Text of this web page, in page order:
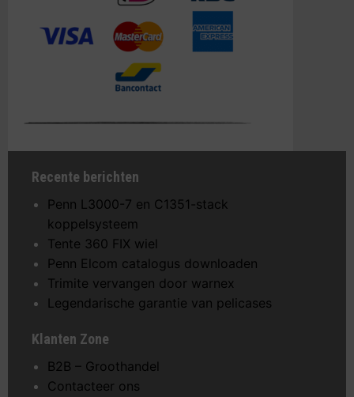
Recente berichten
Penn L3000-7 en C1351-stack
koppelsysteem
Tente 360 FIX wiel
Penn Elcom catalogus downloaden
Trimite vervangen door warnex
Legendarische garantie van pelicases
Klanten Zone
B2B – Groothandel
Contacteer ons